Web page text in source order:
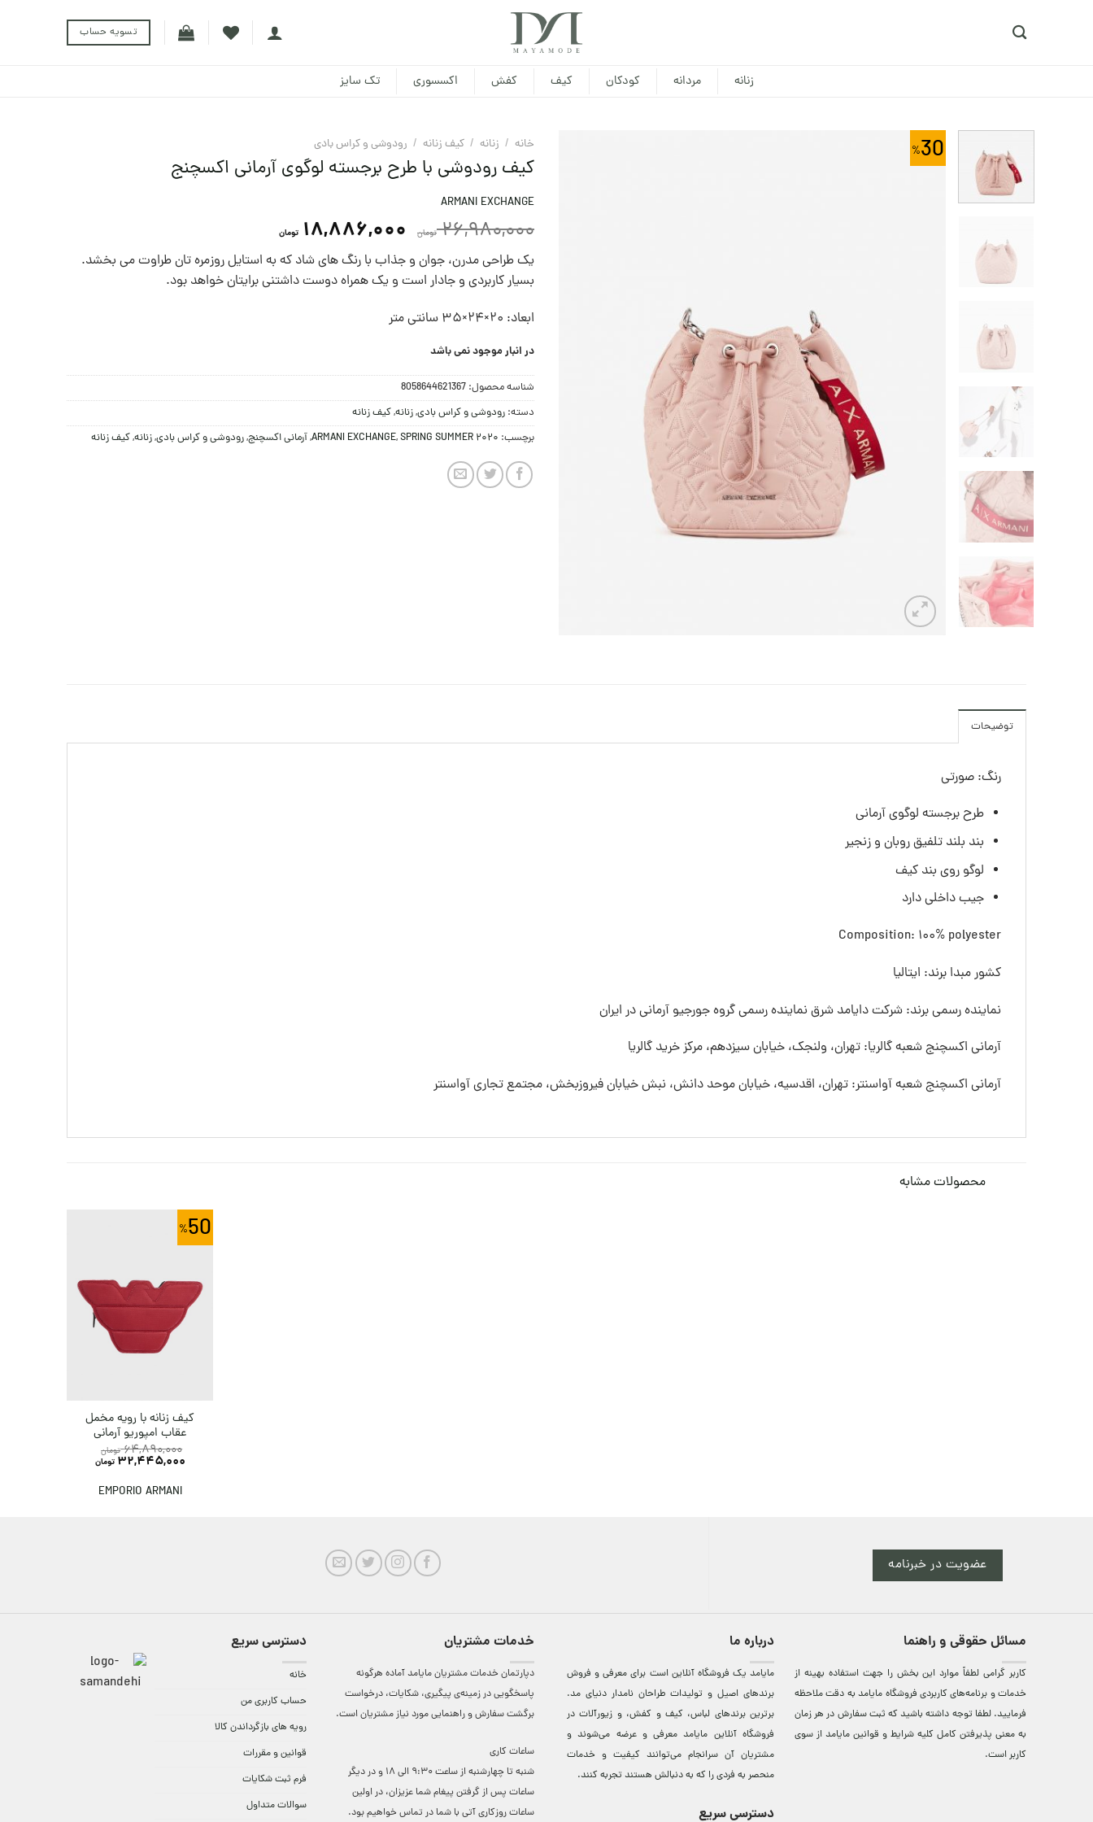
تسویه حساب
زنانه مردانه کودکان کیف کفش اکسسوری تک سایز
30 خانه / زنانه / کیف زنانه / رودوشی و کراس بادی
کیف رودوشی با طرح برجسته لوگوی آرمانی اکسچنج
ARMANI EXCHANGE
26,980,000 تومان 18,886,000 تومان
یک طراحی مدرن، جوان و جذاب با رنگ های شاد که به استایل روزمره تان طراوت می بخشد.
بسیار کاربردی و جادار است و یک همراه دوست داشتنی برایتان خواهد بود.
ابعاد: ۲۰×۲۴×۳۵ سانتی متر
در انبار موجود نمی باشد
شناسه محصول: 8058644621367
دسته: رودوشی و کراس بادی,زنانه,کیف زنانه
برچسب:
ARMANI EXCHANGE,SPRING SUMMER 2020
,آرمانی اکسچنج,رودوشی و کراس بادی,زنانه,کیف زنانه
توضیحات
رنگ: صورتی
طرح برجسته لوگوی آرمانی
بند بلند تلفیق روبان و زنجیر
لوگو روی بند کیف
جیب داخلی دارد
Composition: 100% polyester
کشور مبدا برند: ایتالیا
نماینده رسمی برند: شرکت دایامد شرق نماینده رسمی گروه جورجیو آرمانی در ایران
آرمانی اکسچنج شعبه گالریا: تهران، ولنجک، خیابان سیزدهم، مرکز خرید گالریا
آرمانی اکسچنج شعبه آواسنتر: تهران، اقدسیه، خیابان موحد دانش، نبش خیابان فیروزبخش، مجتمع تجاری آواسنتر
محصولات مشابه
50
کیف زنانه با رویه مخمل
عقاب امپوریو آرمانی
64,890,000 تومان
32,445,000 تومان
EMPORIO ARMANI
عضویت در خبرنامه
مسائل حقوقی و راهنما
کاربر گرامی لطفاً موارد این بخش را جهت استفاده بهینه از
خدمات و برنامه‌‏های کاربردی فروشگاه مایامد به دقت ملاحظه
فرمایید. لطفا توجه داشته باشید که ثبت سفارش در هر زمان
به معنی پذیرفتن کامل کلیه شرایط و قوانین مایامد از سوی
کاربر است.
درباره ما
مایامد يک فروشگاه آنلاين است برای معرفی و فروش
برندهای اصيل و توليدات طراحان نامدار دنيای مد.
برترين‌ برندهای لباس، کيف و کفش، و زيورآلات در
فروشگاه آنلاين مایامد معرفی و عرضه می‌شوند و
مشتريان آن سرانجام می‌توانند کيفيت و خدمات
منحصر به فردی را که به دنبالش هستند تجربه کنند.
دسترسی سریع
خدمات مشتریان
دپارتمان خدمات مشتریان مایامد آماده هرگونه
پاسخگویی در زمینه‌ی پیگیری، شکایات، درخواست
برگشت سفارش و راهنمایی مورد نیاز مشتریان است.
ساعات کاری
شنبه تا چهارشنبه از ساعت 9:30 الی 18 و در دیگر
ساعات ‌پس از گرفتن پیغام شما عزیزان، در اولین
ساعات روزکاری آتی با شما در تماس خواهیم بود.
دسترسی سریع
خانه
حساب کاربری من
رویه های بازگرداندن کالا
قوانین و مقررات
فرم ثبت شکایات
سوالات متداول